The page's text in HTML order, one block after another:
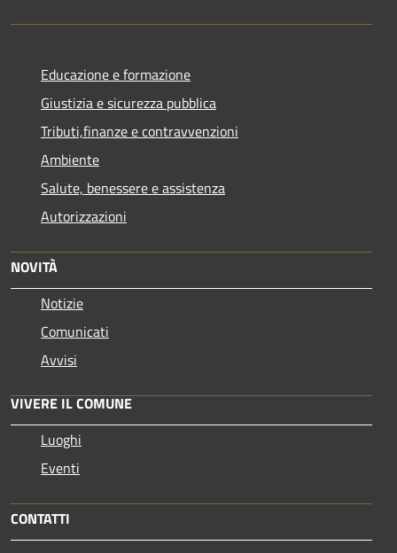
Educazione e formazione
Giustizia e sicurezza pubblica
Tributi,finanze e contravvenzioni
Ambiente
Salute, benessere e assistenza
Autorizzazioni
NOVITÀ
Notizie
Comunicati
Avvisi
VIVERE IL COMUNE
Luoghi
Eventi
CONTATTI